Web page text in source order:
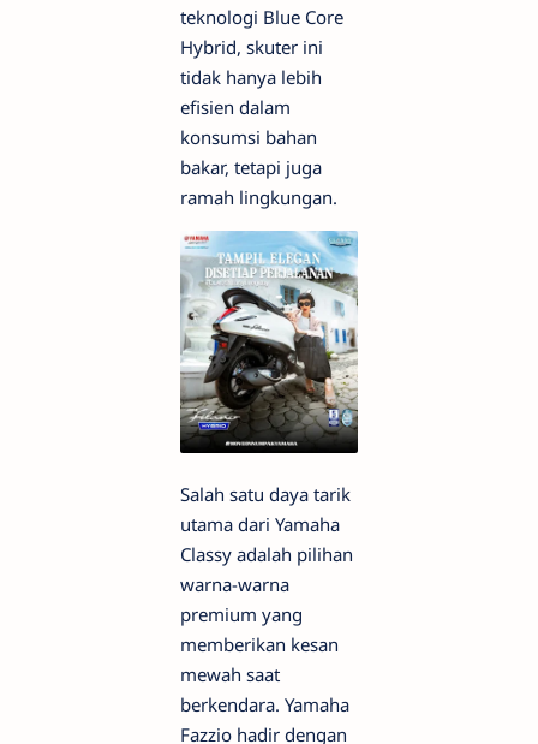
teknologi Blue Core
Hybrid, skuter ini
tidak hanya lebih
efisien dalam
konsumsi bahan
bakar, tetapi juga
ramah lingkungan.
Salah satu daya tarik
utama dari Yamaha
Classy adalah pilihan
warna-warna
premium yang
memberikan kesan
mewah saat
berkendara. Yamaha
Fazzio hadir dengan